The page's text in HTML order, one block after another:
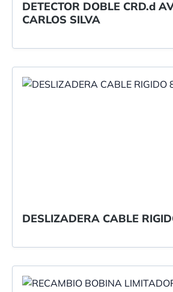
DETECTOR DOBLE CRD.d
CARLOS SILVA
DESLIZADERA CABLE